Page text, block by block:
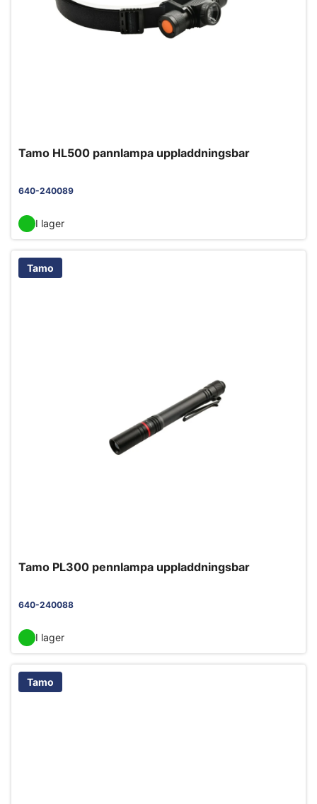
Tamo HL500 pannlampa uppladdningsbar
640-240089
I lager
Tamo
Tamo PL300 pennlampa uppladdningsbar
640-240088
I lager
Tamo